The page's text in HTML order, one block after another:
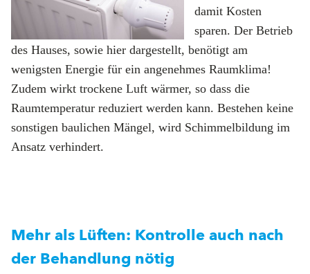
damit Kosten
sparen. Der Betrieb
des Hauses, sowie hier dargestellt, benötigt am
wenigsten Energie für ein angenehmes Raumklima!
Zudem wirkt trockene Luft wärmer, so dass die
Raumtemperatur reduziert werden kann. Bestehen keine
sonstigen baulichen Mängel, wird Schimmelbildung im
Ansatz verhindert.
Mehr als Lüften: Kontrolle auch nach
der Behandlung nötig